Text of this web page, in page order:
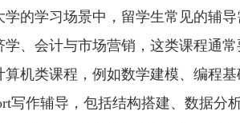
学习场景中，留学生常见的辅导
、会计与市场营销，这类课程通常
算机类课程，例如数学建模、编程
写作辅导，包括结构搭建、数据分